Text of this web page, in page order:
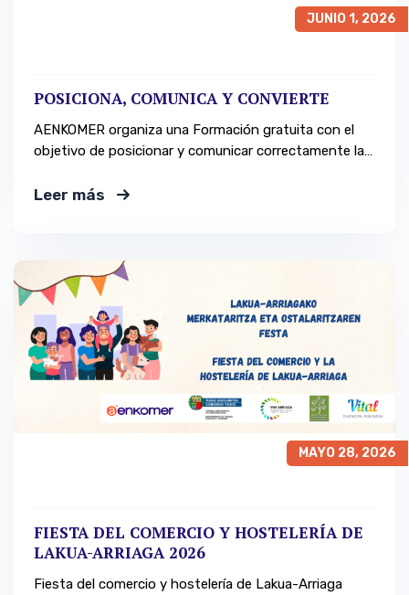
JUNIO 1, 2026
POSICIONA, COMUNICA Y CONVIERTE
AENKOMER organiza una Formación gratuita con el
objetivo de posicionar y comunicar correctamente la
Leer más
MAYO 28, 2026
FIESTA DEL COMERCIO Y HOSTELERÍA DE
LAKUA-ARRIAGA 2026
Fiesta del comercio y hostelería de Lakua-Arriaga